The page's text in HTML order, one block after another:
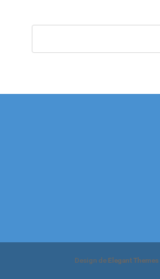
Design de Elegant Themes